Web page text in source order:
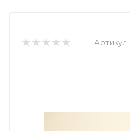
Артикул: